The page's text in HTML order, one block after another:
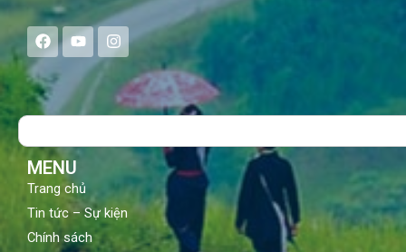
F
a
c
e
b
o
Y
o
u
t
u
b
I
n
s
a
g
Search
MENU
Trang chủ
Tin tức – Sự kiện
Chính sách